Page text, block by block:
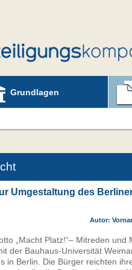
Grundlagen
Umgestaltung des
Autor:
„Macht Platz!“– Mitreden und
der Bauhaus-Universität
in Berlin. Die Bürger reichten